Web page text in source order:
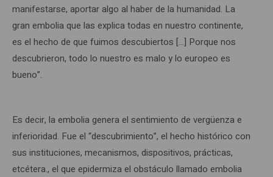
manifestarse, aportar algo al haber de la humanidad. La
gran embolia que las explica todas en nuestro continente,
es el hecho de que fuimos descubiertos […] Porque nos
descubrieron, todo lo nuestro es malo y lo europeo es
bueno”.
Es decir, la embolia genera el sentimiento de vergüenza e
inferioridad. Fue el “descubrimiento”, el hecho histórico con
sus instituciones, mecanismos, dispositivos, prácticas,
etcétera., el que epidermiza el obstáculo llamado embolia